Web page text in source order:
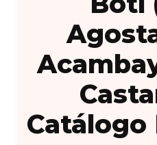
Catálogo